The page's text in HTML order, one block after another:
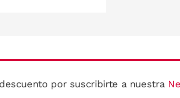
por suscribirte a nuestra